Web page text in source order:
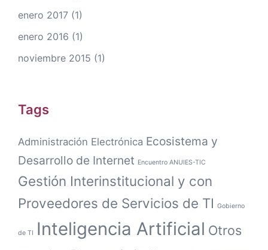
enero 2017 (1)
enero 2016 (1)
noviembre 2015 (1)
Tags
Administración Electrónica Ecosistema y
Desarrollo de Internet Encuentro ANUIES-TIC
Gestión Interinstitucional y con
Proveedores de Servicios de TI Gobierno
de TI Inteligencia Artificial Otros